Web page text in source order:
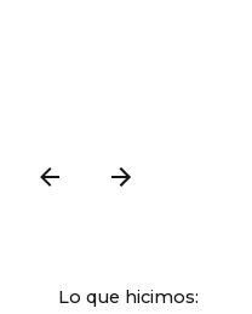
Lo que hicimos: